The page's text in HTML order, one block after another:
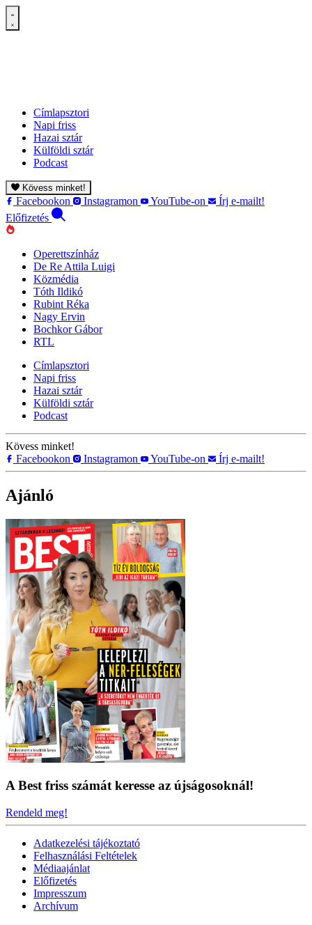
Címlapsztori
Napi friss
Hazai sztár
Külföldi sztár
Podcast
Kövess minket!
Facebookon Instagramon YouTube-on
Írj e-mailt!
Előfizetés
Operettszínház
De Re Attila Luigi
Közmédia
Tóth Ildikó
Rubint Réka
Nagy Ervin
Bochkor Gábor
RTL
Címlapsztori
Napi friss
Hazai sztár
Külföldi sztár
Podcast
Kövess minket!
Facebookon
Instagramon YouTube-on Írj e-mailt!
Ajánló
A Best friss számát keresse az újságosoknál!
Rendeld meg!
Adatkezelési tájékoztató
Felhasználási Feltételek
Médiaajánlat
Előfizetés
Impresszum
Archívum